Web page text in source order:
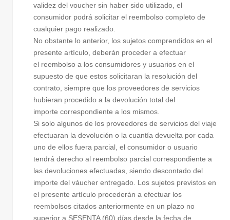
validez del voucher sin haber sido utilizado, el
consumidor podrá solicitar el reembolso completo de
cualquier pago realizado.
No obstante lo anterior, los sujetos comprendidos en el
presente artículo, deberán proceder a efectuar
el reembolso a los consumidores y usuarios en el
supuesto de que estos solicitaran la resolución del
contrato, siempre que los proveedores de servicios
hubieran procedido a la devolución total del
importe correspondiente a los mismos.
Si solo algunos de los proveedores de servicios del viaje
efectuaran la devolución o la cuantía devuelta por cada
uno de ellos fuera parcial, el consumidor o usuario
tendrá derecho al reembolso parcial correspondiente a
las devoluciones efectuadas, siendo descontado del
importe del váucher entregado. Los sujetos previstos en
el presente artículo procederán a efectuar los
reembolsos citados anteriormente en un plazo no
superior a SESENTA (60) días desde la fecha de